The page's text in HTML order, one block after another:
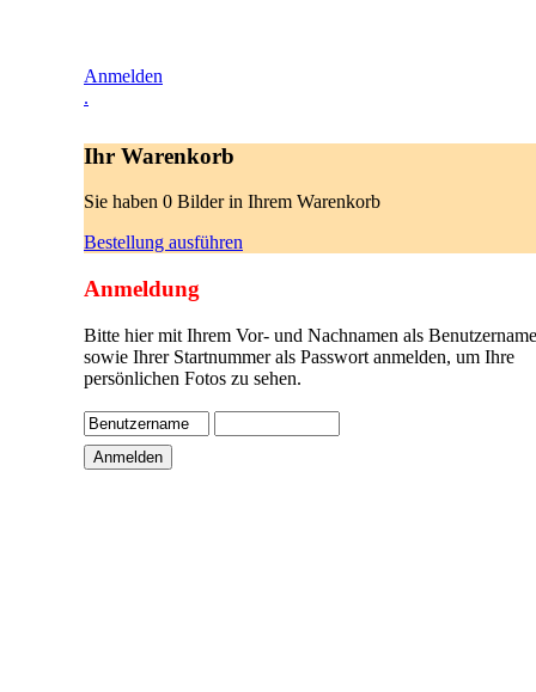
Anmelden
.
Ihr Warenkorb
Sie haben 0 Bilder in Ihrem Warenkorb
Bestellung ausführen
Anmeldung
Bitte hier mit Ihrem Vor- und Nachnamen als
sowie Ihrer Startnummer als Passwort anmelden, um Ihre
persönlichen Fotos zu sehen.